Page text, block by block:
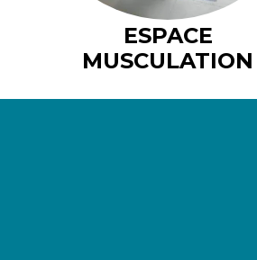
ESPACE
MUSCULATION